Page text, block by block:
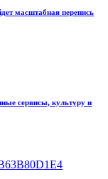
масштабная перепись
сервисы, культуру и